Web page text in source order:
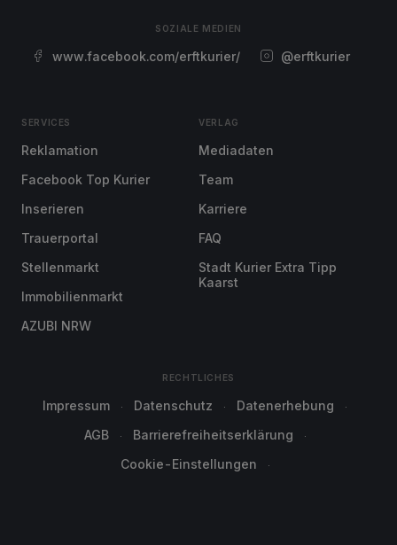
SOZIALE MEDIEN
www.facebook.com/erftkurier/ @erftkurier
SERVICES
Reklamation
Facebook Top Kurier
Inserieren
Trauerportal
Stellenmarkt
Immobilienmarkt
AZUBI NRW
VERLAG
Mediadaten
Team
Karriere
FAQ
Stadt Kurier Extra Tipp
Kaarst
RECHTLICHES
Impressum Datenschutz
Datenerhebung
AGB
Barrierefreiheitserklärung
Cookie-Einstellungen